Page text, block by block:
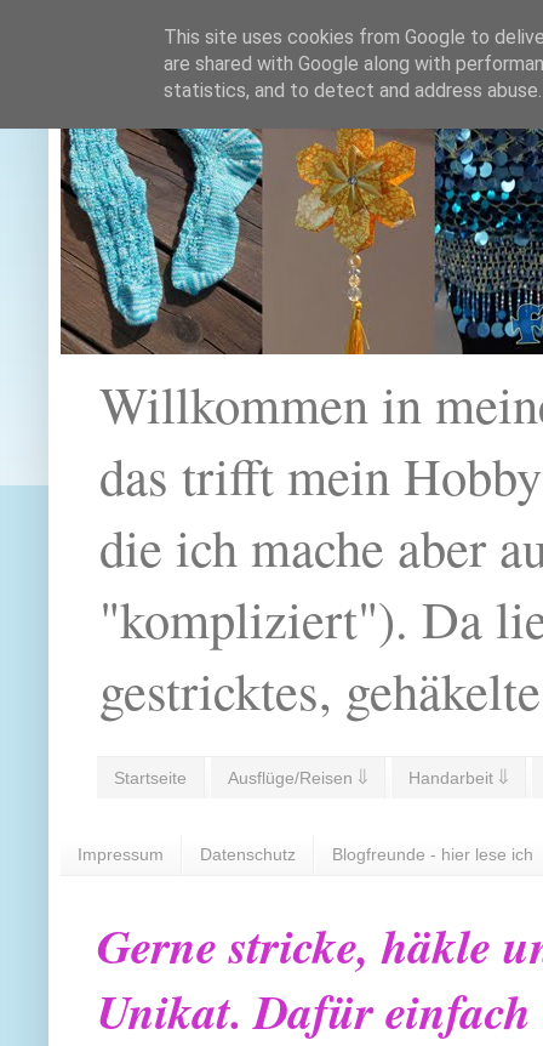
Willkommen in
das trifft mein
die ich mache aber
"kompliziert"). Da
gestricktes,
Startseite Ausflüge/Reisen ⇓ Handarbeit ⇓
Impressum Datenschutz Blogfreunde - hier lese ich
Gerne stricke, häkle
Unikat. Dafür
This site uses cookies from Google to
are shared with Google along with
statistics, and to detect and address abuse.